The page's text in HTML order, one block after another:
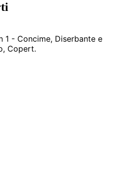
1 - Concime, Diserbante e
Copert.